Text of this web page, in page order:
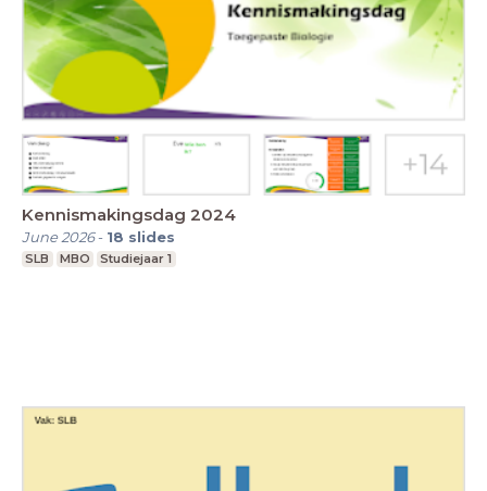
Kennismakingsdag 2024
June 2026- 18 slides
SLB MBO Studiejaar 1